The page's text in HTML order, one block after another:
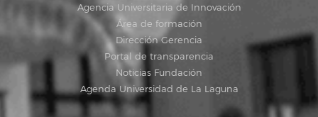
Agencia Universitaria de Innovación
Área de formación
Dirección Gerencia
Portal de transparencia
Noticias Fundación
Agenda Universidad de La Laguna